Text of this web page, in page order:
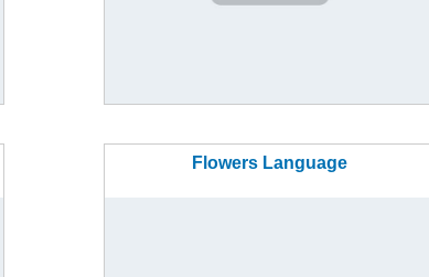
Flowers Language